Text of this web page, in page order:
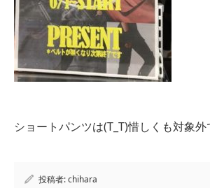
ショートパンツは(T_T)惜しくも対象外
投稿者:chihara